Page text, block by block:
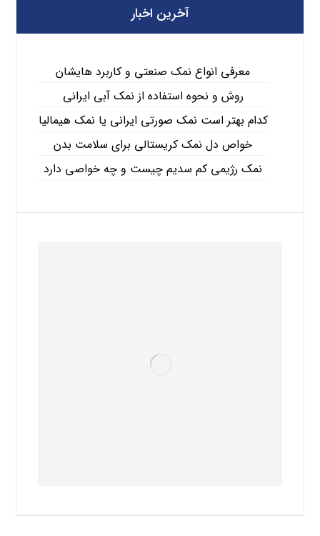
آخرین اخبار
معرفی انواع نمک صنعتی و کاربرد هایشان
روش و نحوه استفاده از نمک آبی ایرانی
کدام بهتر است نمک صورتی ایرانی یا نمک هیمالیا
خواص دل نمک کریستالی برای سلامت بدن
نمک رژیمی کم سدیم چیست و چه خواصی دارد